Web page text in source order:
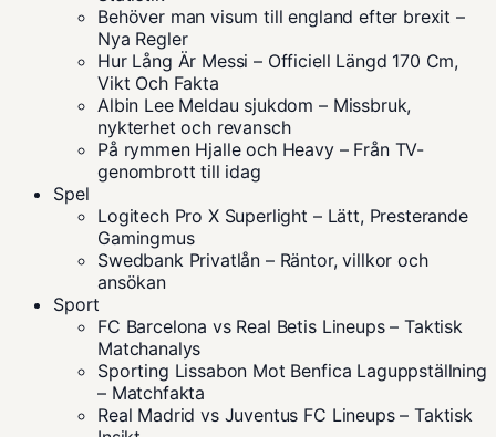
Behöver man visum till england efter brexit –
Nya Regler
Hur Lång Är Messi – Officiell Längd 170 Cm,
Vikt Och Fakta
Albin Lee Meldau sjukdom – Missbruk,
nykterhet och revansch
På rymmen Hjalle och Heavy – Från TV-
genombrott till idag
Spel
Logitech Pro X Superlight – Lätt, Presterande
Gamingmus
Swedbank Privatlån – Räntor, villkor och
ansökan
Sport
FC Barcelona vs Real Betis Lineups – Taktisk
Matchanalys
Sporting Lissabon Mot Benfica Laguppställning
– Matchfakta
Real Madrid vs Juventus FC Lineups – Taktisk